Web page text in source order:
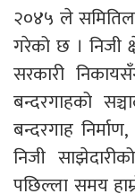
२०४५ ले
गरेको छ । निजी
सरकारी
बन्दरगाहको
बन्दरगाह
निजी
पछिल्ला समय